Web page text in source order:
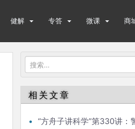
健解 专答 微课 商
搜
索：
相关文章
“方舟子讲科学”第330讲：